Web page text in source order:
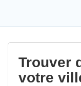
Trouver
votre